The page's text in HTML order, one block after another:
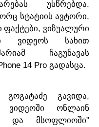
უსწრებდა.
სტატიის ავტორი,
ფაქტები, ვიზუალური
ვიდეოს
სახით
ჩაგუნავას
14 Pro გადასცა.
გოგატაძე გავიდა,
ვიდეოში
ონლაინ
და მსოფლიოში”